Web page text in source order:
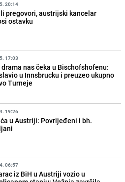
20:14
pregovori, austrijski kancelar
ostavku
17:03
drama nas čeka u Bischofshofenu:
u Innsbrucku i preuzeo ukupno
Turneje
19:26
u Austriji: Povrijeđeni i bh.
06:57
iz BiH u Austriji vozio u